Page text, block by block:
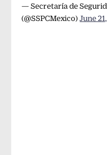
— Secretaría de
(@SSPCMexico)June